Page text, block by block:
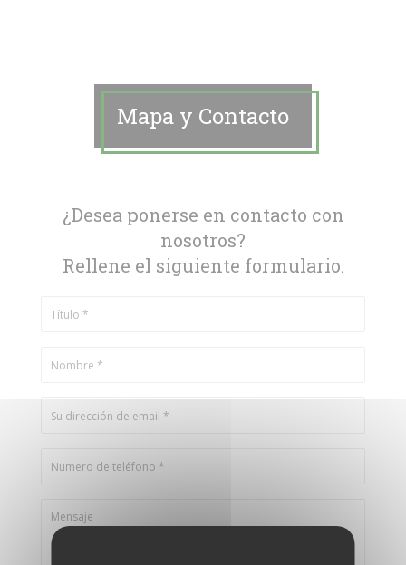
Mapa y Contacto
¿Desea ponerse en contacto con
nosotros?
Rellene el siguiente formulario.